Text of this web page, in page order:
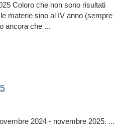
Coloro che non sono risultati
materie sino al IV anno (sempre
ancora che ...
2024 - novembre 2025. ...